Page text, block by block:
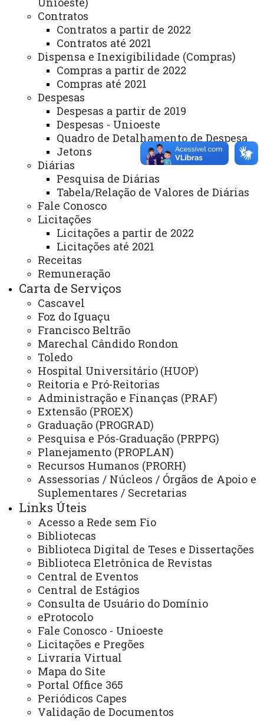
Contratos
Contratos a partir de 2022
Contratos até 2021
Dispensa e Inexigibilidade (Compras)
Compras a partir de 2022
Compras até 2021
Despesas
Despesas a partir de 2019
Despesas - Unioeste
Quadro de Detalhamento de Despesa
Jetons
Diárias
Pesquisa de Diárias
Tabela/Relação de Valores de Diárias
Fale Conosco
Licitações
Licitações a partir de 2022
Licitações até 2021
Receitas
Remuneração
Carta de Serviços
Cascavel
Foz do Iguaçu
Francisco Beltrão
Marechal Cândido Rondon
Toledo
Hospital Universitário (HUOP)
Reitoria e Pró-Reitorias
Administração e Finanças (PRAF)
Extensão (PROEX)
Graduação (PROGRAD)
Pesquisa e Pós-Graduação (PRPPG)
Planejamento (PROPLAN)
Recursos Humanos (PRORH)
Assessorias / Núcleos / Órgãos de Apoio e
Suplementares / Secretarias
Links Úteis
Acesso a Rede sem Fio
Bibliotecas
Biblioteca Digital de Teses e Dissertações
Biblioteca Eletrônica de Revistas
Central de Eventos
Central de Estágios
Consulta de Usuário do Domínio
eProtocolo
Fale Conosco - Unioeste
Licitações e Pregões
Livraria Virtual
Mapa do Site
Portal Office 365
Periódicos Capes
Validação de Documentos
Bibliotecas
Identidade Visual
Mapa do Site
Ouvidoria
Portal Office 365
Sistemas
Webmail
REITORIA
Secretaria Geral
Gabinete Reitoria
Secretaria dos Conselhos Superiores
PRÓ-REITORIAS
Administração e Finanças
Extensão
Graduação
Pesquisa/Pós Graduação
Recursos Humanos
Planejamento
ASSESSORIAS
Assistência Estudantil
Auditoria Interna
Avaliação Institucional
Convênios e Captação de Recursos
Corregedoria da Unioeste
Comunicação Social
Igualdade e Promoção Social
Jurídica
Sistema de Controle Interno, Integridade e Compliance
Relações Internacionais e Interinstitucionais
ÓRGÃO DE APOIO